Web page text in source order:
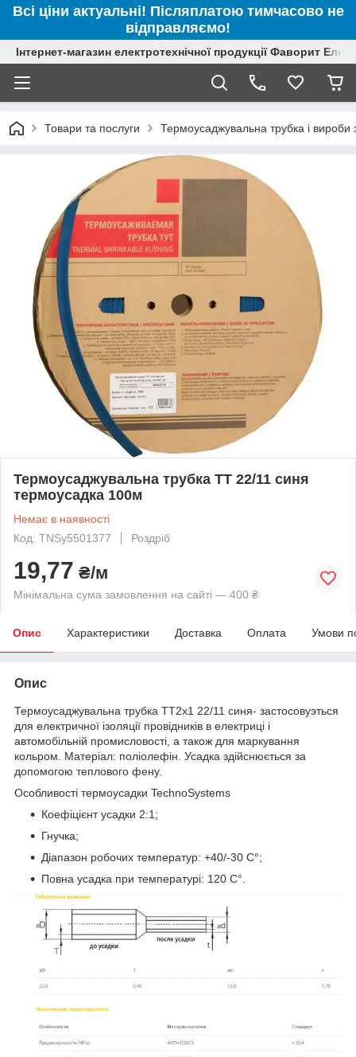
Всі ціни актуальні! Післяплатою тимчасово не
відправляємо!
Інтернет-магазин електротехнічної продукції Фаворит
Товари та послуги Термоусаджувальна трубка і вироби
Термоусаджувальна трубка ТТ 22/11 синя
термоусадка 100м
Немає в наявності
Код: TNSy5501377
Роздріб
19,77 ₴/м
Мінімальна сума замовлення на сайті — 400 ₴
Опис Характеристики Доставка Оплата Умови
Опис
Термоусаджувальна трубка ТТ2х1 22/11 синя- застосовуэться
для електричної ізоляції провідників в електриці і
автомобільній промисловості, а також для маркування
кольром. Матеріал: поліолефін. Усадка здійснюється за
допомогою теплового фену.
Особливості термоусадки TechnoSystems
Коефіцієнт усадки 2:1;
Гнучка;
Діапазон робочих температур: +40/-30 C°;
Повна усадка при температурі: 120 C°.